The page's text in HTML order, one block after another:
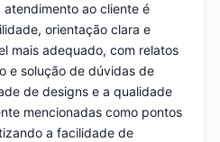
ao cliente é
orientação clara e
mais adequado, com relatos
e solução de dúvidas de
de designs e a qualidade
mencionadas como pontos
a facilidade de